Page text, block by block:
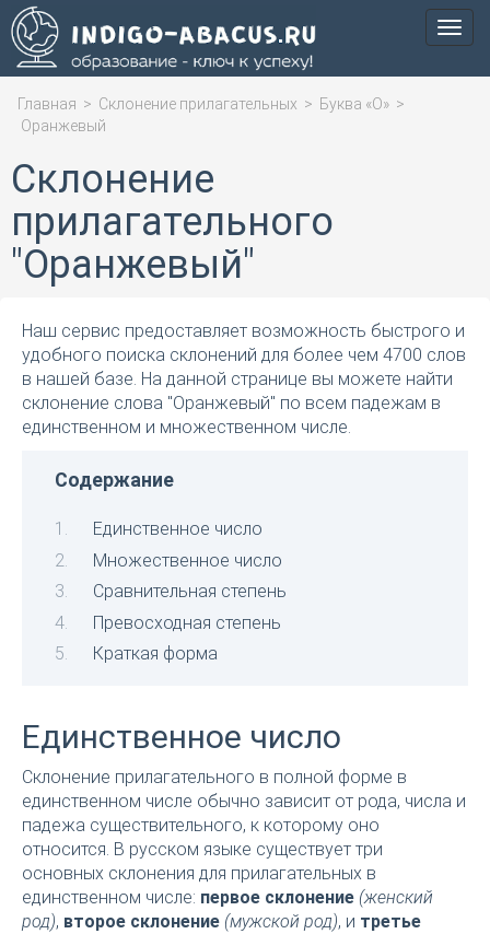
Меню
Главная > Склонение прилагательных > Буква «О» >
Оранжевый
Склонение
прилагательного
"Оранжевый"
Наш сервис предоставляет возможность быстрого и
удобного поиска склонений для более чем 4700 слов
в нашей базе. На данной странице вы можете найти
склонение слова "Оранжевый" по всем падежам в
единственном и множественном числе.
Содержание
Единственное число
Множественное число
Сравнительная степень
Превосходная степень
Краткая форма
Единственное число
Склонение прилагательного в полной форме в
единственном числе обычно зависит от рода, числа и
падежа существительного, к которому оно
относится. В русском языке существует три
основных склонения для прилагательных в
единственном числе: первое склонение (женский
род), второе склонение (мужской род), и третье